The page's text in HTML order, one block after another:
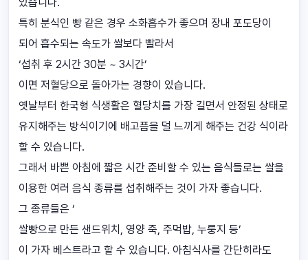
특히 분식인 빵 같은 경우 소화흡수가 좋으며 장내 포도당이
되어 흡수되는 속도가 쌀보다 빨라서
‘섭취 후 2시간 30분 ~ 3시간’
이면 저혈당으로 돌아가는 경향이 있습니다.
옛날부터 한국형 식생활은 혈당치를 가장 길면서 안정된 상태로
유지해주는 방식이기에 배고픔을 덜 느끼게 해주는 건강 식이라
할 수 있습니다.
그래서 바쁜 아침에 짧은 시간 준비할 수 있는 음식들로는 쌀을
이용한 여러 음식 종류를 섭취해주는 것이 가자 좋습니다.
그 종류들은 ‘
쌀빵으로 만든 샌드위치, 영양 죽, 주먹밥, 누룽지 등’
이 가자 베스트라고 할 수 있습니다. 아침식사를 간단히라도